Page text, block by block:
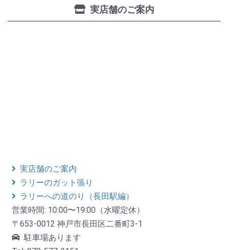
実店舗のご案内
実店舗のご案内
ラリーのガット張り
ラリーへの道のり（長田駅編）
営業時間: 10:00〜19:00（水曜定休）
〒653-0012 神戸市長田区二番町3-1
駐車場あります